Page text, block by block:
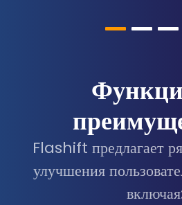
Flashift предлагает
улучшения